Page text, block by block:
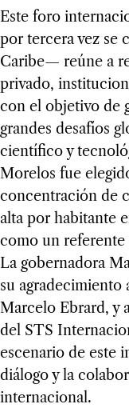
Este foro
por tercera vez se
Caribe— reúne a
privado,
con el objetivo de
grandes desafíos
científico y
Morelos fue
concentración de
alta por habitante
como un
La gobernadora
su agradecimiento
Marcelo Ebrard, y
del STS
escenario de este
diálogo y la
internacional.